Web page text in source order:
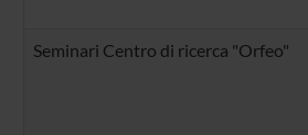
Seminari Centro di ricerca "Orfeo"